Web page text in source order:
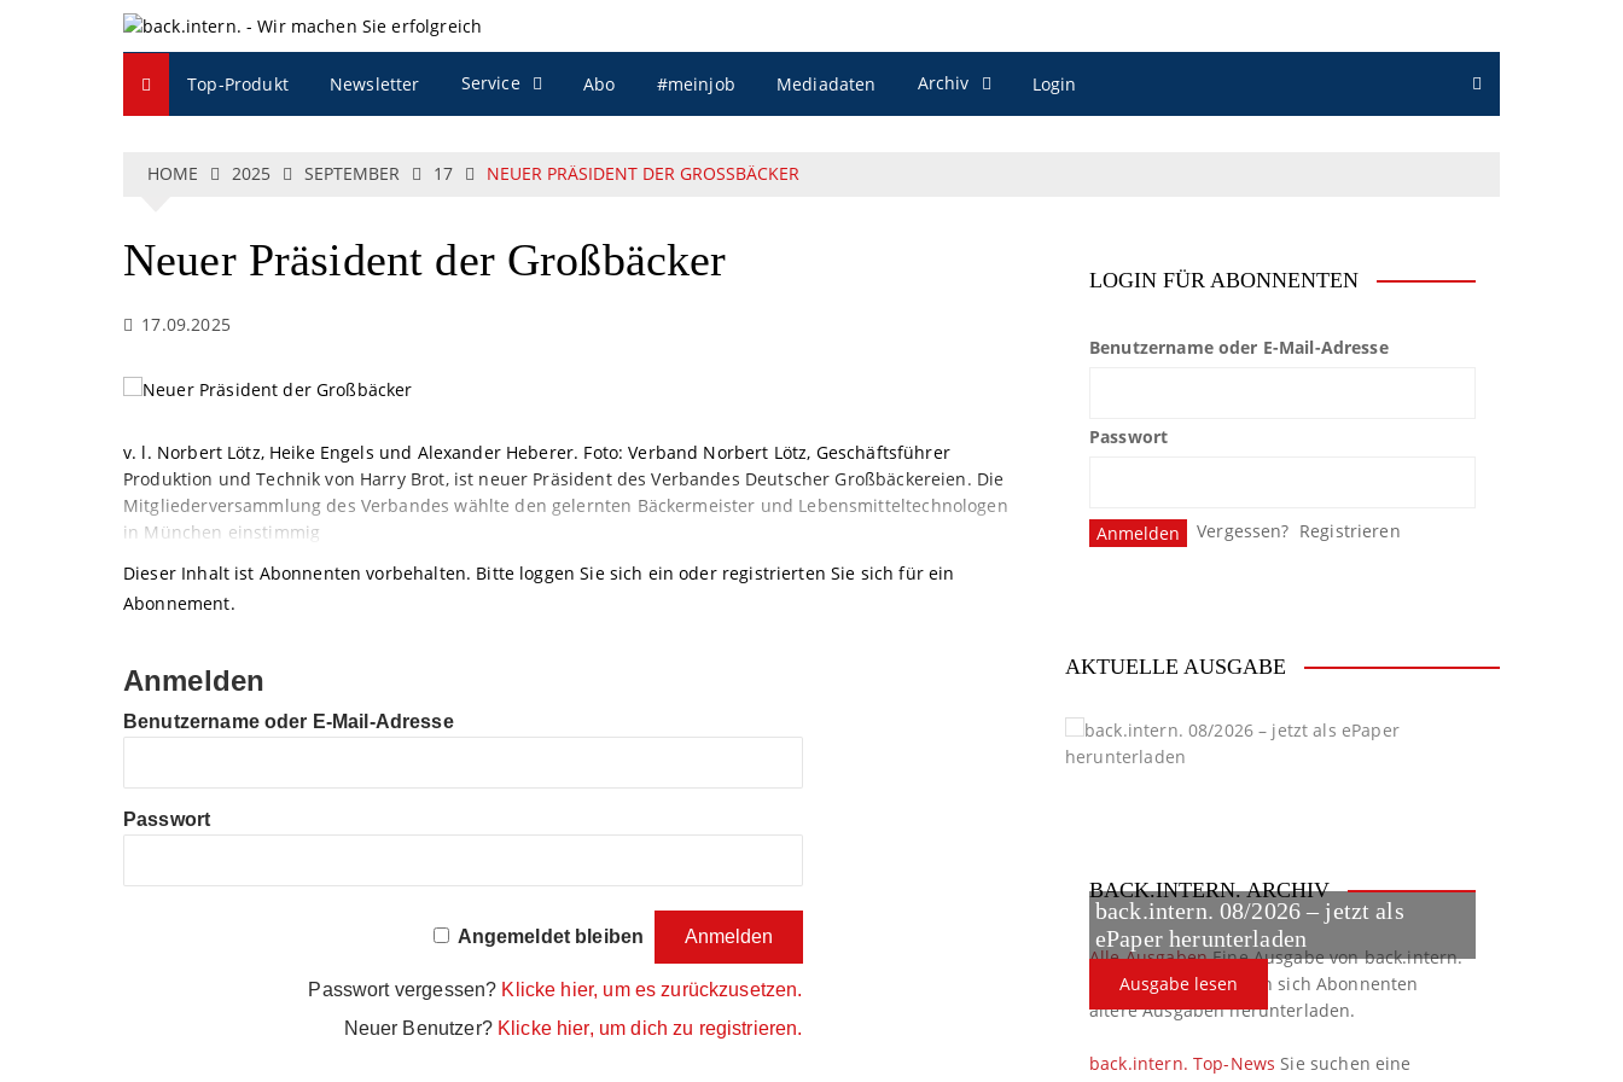
Top-Produkt Newsletter Service Abo #meinjob Mediadaten Archiv Login
HOME 2025 SEPTEMBER 17 NEUER PRÄSIDENT DER GROSSBÄCKER
Neuer Präsident der Großbäcker
17.09.2025
v. l. Norbert Lötz, Heike Engels und Alexander Heberer. Foto: Verband Norbert Lötz, Geschäftsführer
Produktion und Technik von Harry Brot, ist neuer Präsident des Verbandes Deutscher Großbäckereien. Die
Mitgliederversammlung des Verbandes wählte den gelernten Bäckermeister und Lebensmitteltechnologen
in München einstimmig
Dieser Inhalt ist Abonnenten vorbehalten. Bitte loggen Sie sich ein oder registrierten Sie sich für ein
Abonnement.
Anmelden
Benutzername oder E-Mail-Adresse
Passwort
Angemeldet bleiben
Passwort vergessen? Klicke hier, um es zurückzusetzen.
Neuer Benutzer? Klicke hier, um dich zu registrieren.
LOGIN FÜR ABONNENTEN
Benutzername oder E-Mail-Adresse
Passwort
Vergessen? Registrieren
AKTUELLE AUSGABE
back.intern. 08/2026 – jetzt als
ePaper herunterladen
Ausgabe lesen
BACK.INTERN. ARCHIV
Alle AusgabenEine Ausgabe von back.intern.
verpasst? Hier können sich Abonnenten
ältere Ausgaben herunterladen.
back.intern. Top-News Sie suchen eine